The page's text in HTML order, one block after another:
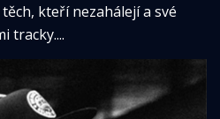
kteří nezahálejí a své
tracky....